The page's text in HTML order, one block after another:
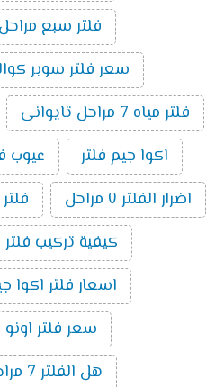
فلتر سبع
سعر فلتر سوبر كواليتى 7
فلتر مياه 7 مراحل تايوانى
اكوا جيم فلتر
عيوب
اضرار الفلتر ٧ مراحل
فلتر
كيفية تركيب فلتر ماء
اسعار فلتر اكوا جيت 7
سعر فلتر اونو 7 مراحل
هل الفلتر 7 مراحل صحي